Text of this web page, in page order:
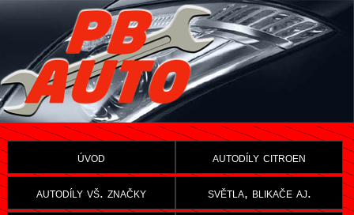
úvod autodíly citroen
autodíly vš. značky světla, blikače aj.